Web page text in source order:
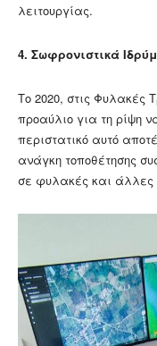
λειτουργίας.
4. Σωφρονιστικά
Το 2020, στις Φυλακές
προαύλιο για τη ρίψη
περιστατικό αυτό
ανάγκη τοποθέτησης
σε φυλακές και άλλες